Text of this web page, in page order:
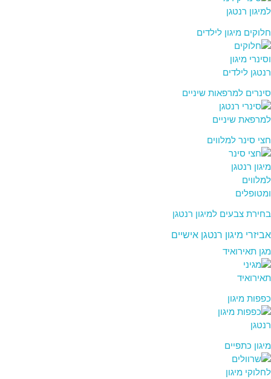
חלוקים מיגון לילדים
סינרים למרפאות שיניים
חצי סינר למלווים
בחירת צבעים למיגון רנטגן
אביזרי מיגון רנטגן אישיים
מגן תאירואיד
כפפות מיגון
מיגון כתפיים